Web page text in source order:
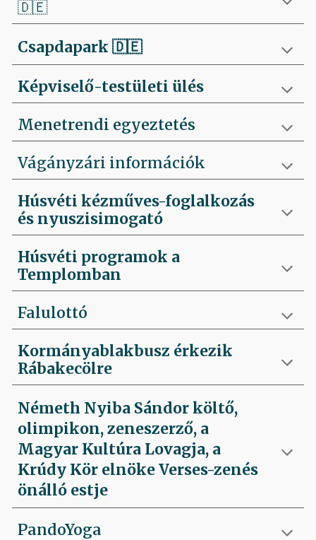
🇩🇪
Csapdapark 🇩🇪
Képviselő-testületi ülés
Menetrendi egyeztetés
Vágányzári információk
Húsvéti kézműves-foglalkozás
és nyuszisimogató
Húsvéti programok a
Templomban
Falulottó
Kormányablakbusz érkezik
Rábakecölre
Németh Nyiba Sándor költő,
olimpikon, zeneszerző, a
Magyar Kultúra Lovagja, a
Krúdy Kör elnöke Verses-zenés
önálló estje
PandoYoga